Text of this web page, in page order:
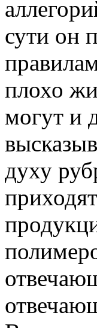
сути он
плохо
могут и
духу